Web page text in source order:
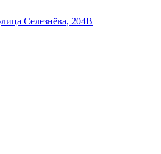
Селезнёва, 204В